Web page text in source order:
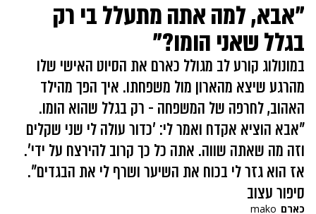
"אבא, למה אתה מתעלל בי רק
בגלל שאני הומו?"
במונולוג קורע לב מגולל כארם את הסיוט האישי שלו
מהרגע שיצא מהארון מול משפחתו. איך הפך מהילד
האהוב, לחרפה של המשפחה - רק בגלל שהוא הומו.
"אבא הוציא אקדח ואמר לי: 'כדור עולה לי שני שקלים
וזה מה שאתה שווה. אתה כל כך קרוב להירצח על ידי'.
אז הוא גזר לי בכוח את השיער ושרף לי את הבגדים".
סיפור עצוב
כארם mako